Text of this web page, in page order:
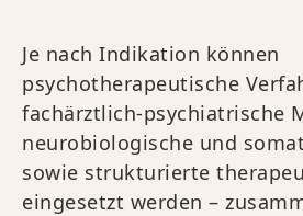
Je nach Indikation können
psychotherapeutische
fachärztlich-psychiatrische
neurobiologische und
sowie strukturierte
eingesetzt werden –